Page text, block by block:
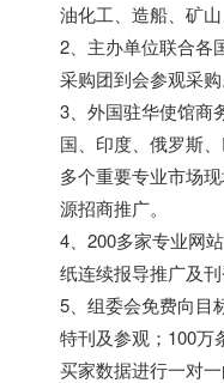
油化工、造船、矿山
2、主办单位联合各
采购团到会参观采购
3、外国驻华使馆商
国、印度、俄罗斯
多个重要专业市场
源招商推广。
4、200多家专业网
纸连续报导推广及刊
5、组委会免费向目
特刊及参观；100万
买家数据进行一对一